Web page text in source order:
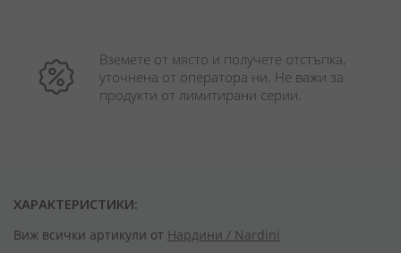
Вземете от място и получете отстъпка,
уточнена от оператора ни. Не важи за
продукти от лимитирани серии.
ХАРАКТЕРИСТИКИ:
Виж всички артикули от Нардини / Nardini